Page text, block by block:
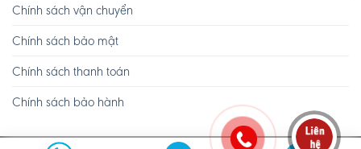
Chính sách vận chuyển
Chính sách bảo mật
Chính sách thanh toán
Chính sách bảo hành